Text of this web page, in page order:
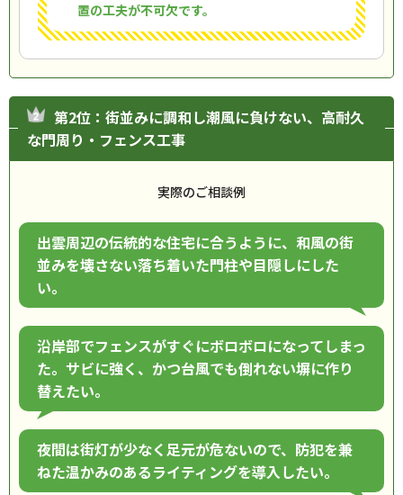
置の工夫が不可欠です。
第2位：街並みに調和し潮風に負けない、高耐久
な門周り・フェンス工事
実際のご相談例
出雲周辺の伝統的な住宅に合うように、和風の街
並みを壊さない落ち着いた門柱や目隠しにした
い。
沿岸部でフェンスがすぐにボロボロになってしまっ
た。サビに強く、かつ台風でも倒れない塀に作り
替えたい。
夜間は街灯が少なく足元が危ないので、防犯を兼
ねた温かみのあるライティングを導入したい。